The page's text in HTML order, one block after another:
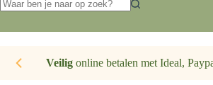
resultaten
Veiligonline betalen met Ideal,